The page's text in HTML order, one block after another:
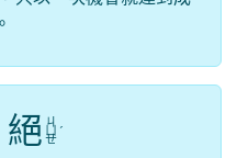
絕 ㄐ
ㄩ
ㄝ
ˊ